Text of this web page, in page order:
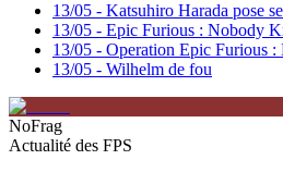
13/05 - Katsuhiro Harada pose
13/05 - Epic Furious : Nobody
13/05 - Operation Epic Furious
13/05 - Wilhelm de fou
NoFrag
Actualité des FPS